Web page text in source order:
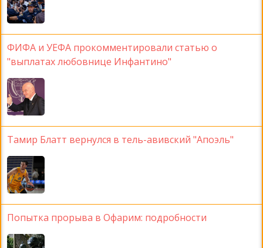
ФИФА и УЕФА прокомментировали статью о
"выплатах любовнице Инфантино"
Тамир Блатт вернулся в тель-авивский "Апоэль"
Попытка прорыва в Офарим: подробности